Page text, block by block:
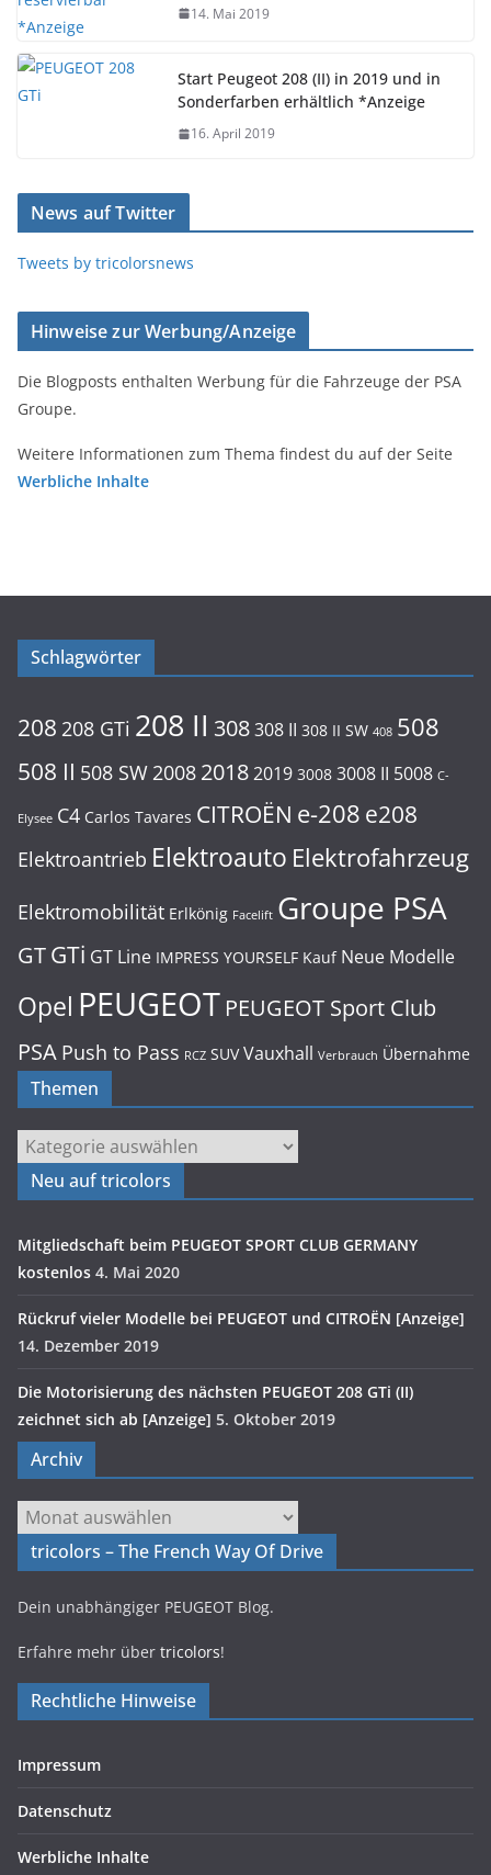
14. Mai 2019
Start Peugeot 208 (II) in 2019 und in
Sonderfarben erhältlich *Anzeige
16. April 2019
News auf Twitter
Tweets by tricolorsnews
Hinweise zur Werbung/Anzeige
Die Blogposts enthalten Werbung für die Fahrzeuge der PSA
Groupe.
Weitere Informationen zum Thema findest du auf der Seite
Werbliche Inhalte
Schlagwörter
208 208 GTi 208 II 308308 II 308 II SW 408 508
508 II 508 SW 2008 20182019 3008 3008 II 5008 C-
Elysee C4 Carlos Tavares CITROËN e-208 e208
Elektroantrieb Elektroauto Elektrofahrzeug
Elektromobilität Erlkönig Facelift Groupe PSA
GTGTi GT Line IMPRESS YOURSELF Kauf Neue Modelle
Opel PEUGEOT PEUGEOT Sport Club
PSA Push to Pass RCZ SUV Vauxhall Verbrauch Übernahme
Themen
Themen
Neu auf tricolors
Mitgliedschaft beim PEUGEOT SPORT CLUB GERMANY
kostenlos 4. Mai 2020
Rückruf vieler Modelle bei PEUGEOT und CITROËN [Anzeige]
14. Dezember 2019
Die Motorisierung des nächsten PEUGEOT 208 GTi (II)
zeichnet sich ab [Anzeige] 5. Oktober 2019
Archiv
Archiv
tricolors – The French Way Of Drive
Dein unabhängiger PEUGEOT Blog.
Erfahre mehr über tricolors!
Rechtliche Hinweise
Impressum
Datenschutz
Werbliche Inhalte